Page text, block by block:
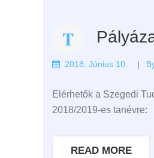
2018. Június 10.
Elérhetők a Szegedi
2018/2019-es
READ MORE